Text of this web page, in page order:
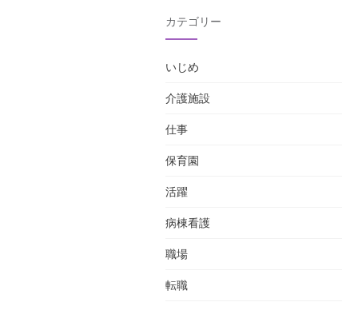
カテゴリー
いじめ
介護施設
仕事
保育園
活躍
病棟看護
職場
転職